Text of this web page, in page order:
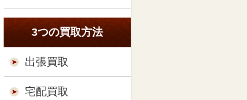
3つの買取方法
出張買取
宅配買取